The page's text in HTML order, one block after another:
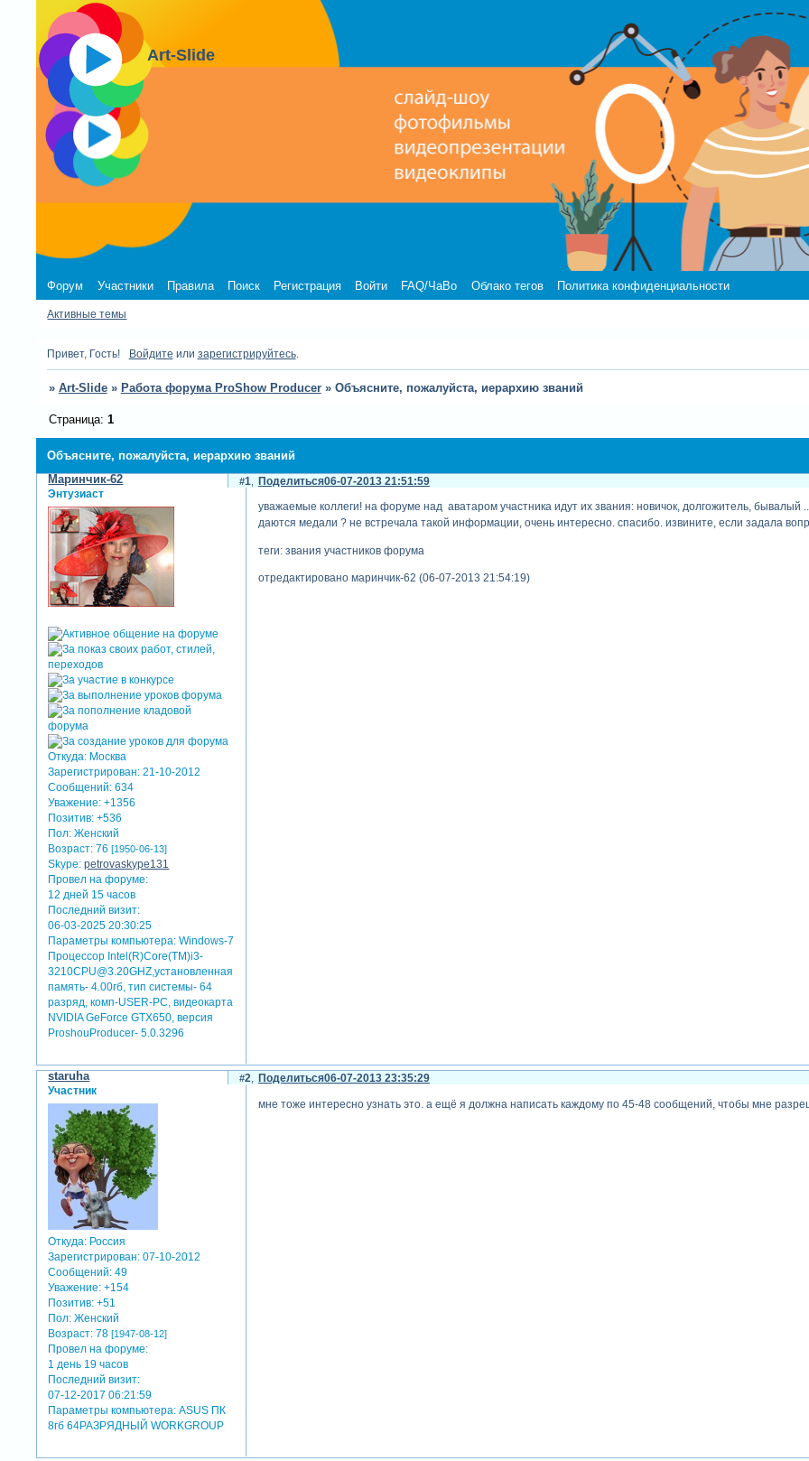
Art-Slide
Форум Участники Правила Поиск Регистрация Войти FAQ/ЧаВо Облако тегов Политика конфиденциальности
Активные темы
Привет, Гость! Войдите или зарегистрируйтесь.
» Art-Slide » Работа форума ProShow Producer » Объясните, пожалуйста, иерархию званий
Объясните, пожалуйста, иерархию званий
Страница: 1
Поделиться
1 06-07-2013 21:51:59
Маринчик-62
Энтузиаст
Откуда: Москва
Зарегистрирован: 21-10-2012
Сообщений: 634
Уважение: +1356
Позитив: +536
Пол: Женский
Возраст: 76[1950-06-13]
Skype: petrovaskype131
Провел на форуме:
12 дней 15 часов
Последний визит:
06-03-2025 20:30:25
Параметры компьютера: Windows-7
Процессор Intel(R)Core(TM)i3-
3210CPU@3.20GHZ,установленная
память- 4.00гб, тип системы- 64
разряд, комп-USER-PC, видеокарта
NVIDIA GeForce GTX650, версия
ProshouProducer- 5.0.3296
уважаемые коллеги! на форуме над аватаром участника идут их звания: новичок, долгожитель, бывалый
даются медали ? не встречала такой информации, очень интересно. спасибо. извините, если задала
теги: звания участников форума
отредактировано маринчик-62 (06-07-2013 21:54:19)
Поделиться
2 06-07-2013 23:35:29
staruha
Участник
Откуда: Россия
Зарегистрирован: 07-10-2012
Сообщений: 49
Уважение: +154
Позитив: +51
Пол: Женский
Возраст: 78[1947-08-12]
Провел на форуме:
1 день 19 часов
Последний визит:
07-12-2017 06:21:59
Параметры компьютера: ASUS ПК
8гб 64РАЗРЯДНЫЙ WORKGROUP
мне тоже интересно узнать это. а ещё я должна написать каждому по 45-48 сообщений, чтобы мне